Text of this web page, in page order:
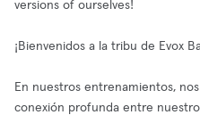
versions of ourselves!
¡Bienvenidos a la tribu de Evox
En nuestros entrenamientos,
conexión profunda entre